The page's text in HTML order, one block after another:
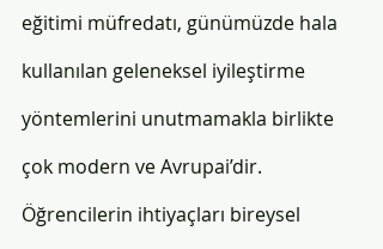
eğitimi müfredatı, günümüzde hala
kullanılan geleneksel iyileştirme
yöntemlerini unutmamakla birlikte
çok modern ve Avrupai’dir.
Öğrencilerin ihtiyaçları bireysel